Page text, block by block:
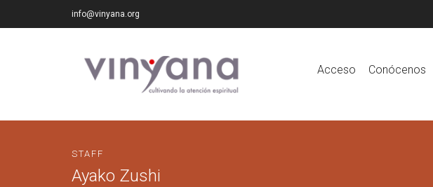
info@vinyana.org
Acceso Conócenos
STAFF
Ayako Zushi